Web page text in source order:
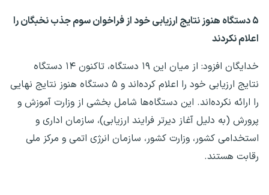
۵ دستگاه هنوز نتایج ارزیابی خود از فراخوان سوم جذب نخبگان را
اعلام نکردند
خدایگان افزود: از میان این ۱۹ دستگاه، تاکنون ۱۴ دستگاه
نتایج ارزیابی خود را اعلام کرده‌اند و ۵ دستگاه هنوز نتایج نهایی
را ارائه نکرده‌اند. این دستگاه‌ها شامل بخشی از وزارت آموزش‌ و
پرورش (به دلیل آغاز دیرتر فرایند ارزیابی)، سازمان اداری و
استخدامی کشور، وزارت کشور، سازمان انرژی اتمی و مرکز ملی
رقابت هستند.